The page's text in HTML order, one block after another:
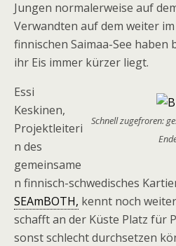
Jungen normalerweise auf
Verwandten auf dem weiter
finnischen Saimaa-See haben
ihr Eis immer kürzer liegt.
Schnell zugefroren:
Essi
Keskinen,
Projektleiteri
n des
gemeinsame
n finnisch-schwedisches
SEAmBOTH, kennt noch
schafft an der Küste Platz für
sonst schlecht durchsetzen